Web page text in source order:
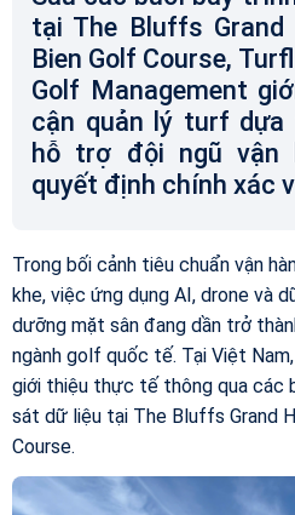
tại The Bluffs Grand
Bien Golf Course,
Golf Management
cận quản lý turf dựa
hỗ trợ đội ngũ vận
quyết định chính xác
Trong bối cảnh tiêu chuẩn vận
khe, việc ứng dụng AI, drone và
dưỡng mặt sân đang dần trở
ngành golf quốc tế. Tại Việt
giới thiệu thực tế thông qua các
sát dữ liệu tại The Bluffs Grand
Course.